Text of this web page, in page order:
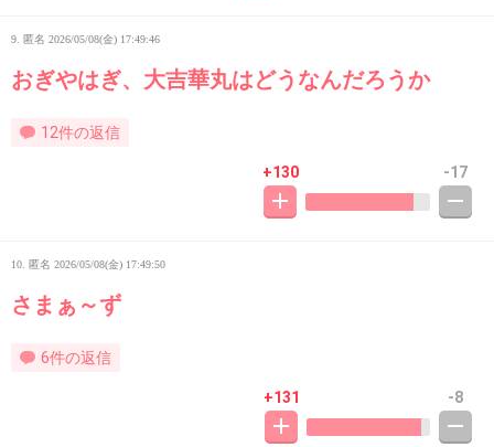
9. 匿名 2026/05/08(金) 17:49:46
おぎやはぎ、大吉華丸はどうなんだろうか
12件の返信
+130 -17
10. 匿名 2026/05/08(金) 17:49:50
さまぁ～ず
6件の返信
+131 -8